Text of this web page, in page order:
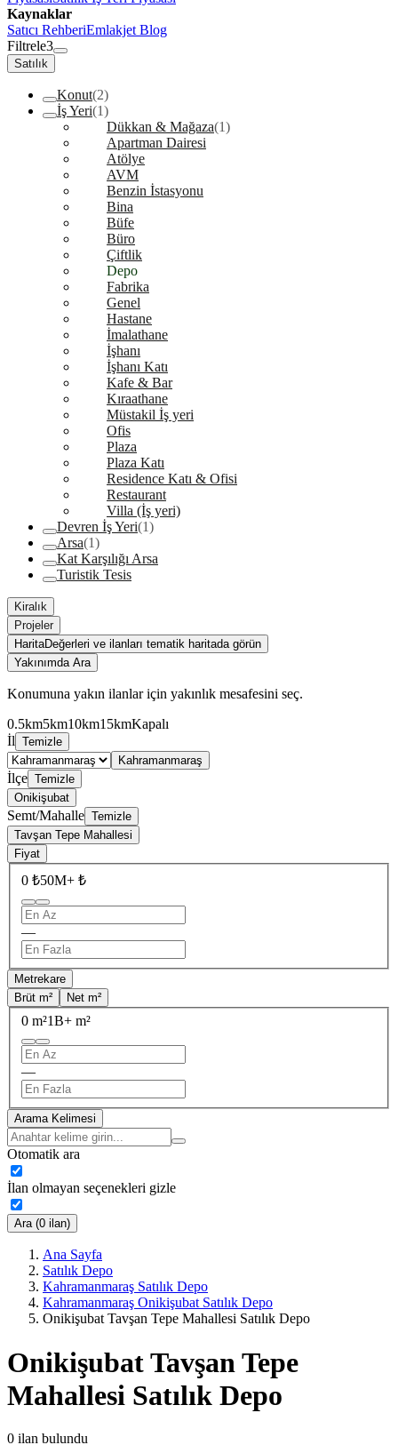
Kaynaklar
Satıcı RehberiEmlakjet Blog
Filtrele3
Satılık
Konut(2)
İş Yeri(1)
Dükkan & Mağaza(1)
Apartman Dairesi
Atölye
AVM
Benzin İstasyonu
Bina
Büfe
Büro
Çiftlik
Depo
Fabrika
Genel
Hastane
İmalathane
İşhanı
İşhanı Katı
Kafe & Bar
Kıraathane
Müstakil İş yeri
Ofis
Plaza
Plaza Katı
Residence Katı & Ofisi
Restaurant
Villa (İş yeri)
Devren İş Yeri(1)
Arsa(1)
Kat Karşılığı Arsa
Turistik Tesis
Kiralık
Projeler
HaritaDeğerleri ve ilanları tematik haritada görün
Yakınımda Ara
Konumuna yakın ilanlar için yakınlık mesafesini seç.
0.5km5km10km15kmKapalı
İl Temizle
Kahramanmaraş
İlçe Temizle
Onikişubat
Semt/Mahalle Temizle
Tavşan Tepe Mahallesi
Fiyat
0 ₺50M+ ₺
—
Metrekare
Brüt m²
Net m²
0 m²1B+ m²
—
Arama Kelimesi
Otomatik ara
İlan olmayan seçenekleri gizle
Ara (0 ilan)
Ana Sayfa
Satılık Depo
Kahramanmaraş Satılık Depo
Kahramanmaraş Onikişubat Satılık Depo
Onikişubat Tavşan Tepe Mahallesi Satılık Depo
Onikişubat Tavşan Tepe
Mahallesi Satılık Depo
0 ilan bulundu